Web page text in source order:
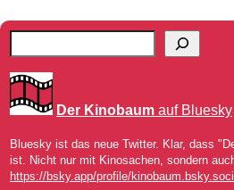
Der Kinobaum auf Bluesky
Bluesky ist das neue Twitter. Klar, dass
ist. Nicht nur mit Kinosachen, sondern
https://bsky.app/profile/